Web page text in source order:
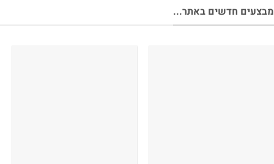
מבצעים חדשים באתר...